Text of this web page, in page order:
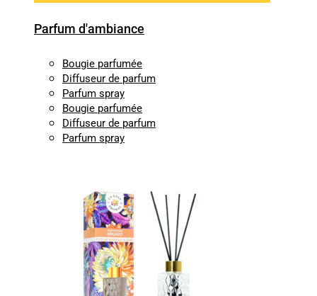
Parfum d'ambiance
Bougie parfumée
Diffuseur de parfum
Parfum spray
Bougie parfumée
Diffuseur de parfum
Parfum spray